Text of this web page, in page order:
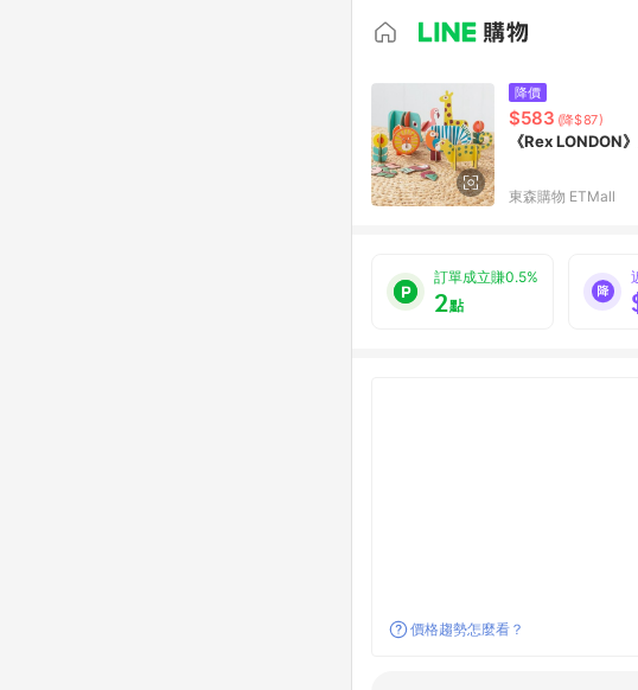
降價
$583 (降$87)
《Rex LONDON
東森購物 ETMall
訂單成立賺0.5%
2點
價格趨勢怎麼看？